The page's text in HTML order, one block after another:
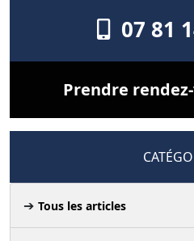
07 81
Prendre
Tous les articles